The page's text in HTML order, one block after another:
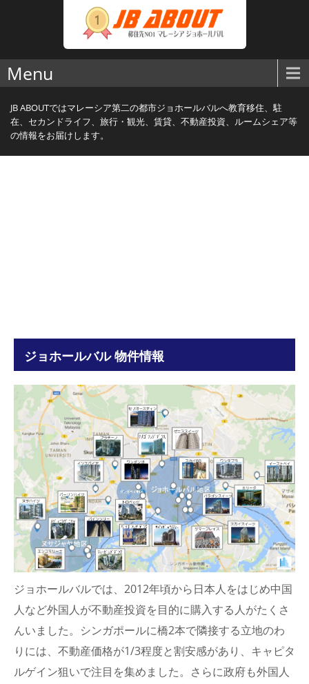
Menu
JB ABOUTではマレーシア第二の都市ジョホールバルへ教育移住、駐
在、セカンドライフ、旅行・観光、賃貸、不動産投資、ルームシェア等
の情報をお届けします。
ジョホールバル 物件情報
ジョホールバルでは、2012年頃から日本人をはじめ中国
人など外国人が不動産投資を目的に購入する人がたくさ
んいました。シンガポールに橋2本で隣接する立地のわ
りには、不動産価格が1/3程度と割安感があり、キャピタ
ルゲイン狙いで注目を集めました。さらに政府も外国人